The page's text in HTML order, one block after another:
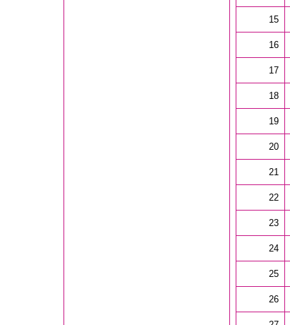
15
16
17
18
19
20
21
22
23
24
25
26